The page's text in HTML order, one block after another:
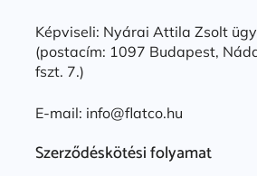
Képviseli: Nyárai Attila Zsolt
(postacím: 1097 Budapest,
fszt. 7.)
E-mail: info@flatco.hu
Szerződéskötési folyamat